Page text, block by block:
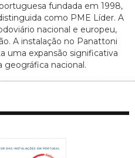
fundada em 1998,
como PME Líder. A
nacional e europeu,
A instalação no Panattoni
uma expansão significativa
geográfica nacional.